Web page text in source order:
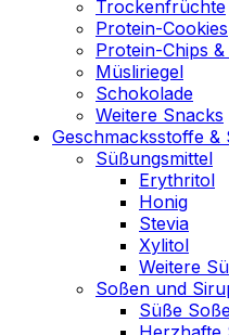
Trockenfrüchte
Protein-Cookies
Protein-Chips
Müsliriegel
Schokolade
Weitere Snacks
Geschmacksstoffe &
Süßungsmittel
Erythritol
Honig
Stevia
Xylitol
Weitere
Soßen und
Süße